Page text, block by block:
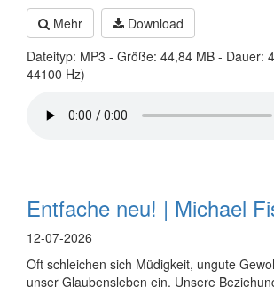
Mehr
Download
Dateityp: MP3 - Größe: 44,84 MB - Dauer:
44100 Hz)
Entfache neu! | Michael
12-07-2026
Oft schleichen sich Müdigkeit, ungute
unser Glaubensleben ein. Unsere